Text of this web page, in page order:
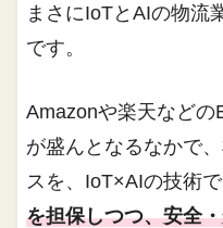
まさにIoTとAIの物流
です。
Amazonや楽天などの
が盛んとなるなかで
スを、IoT×AIの技術
を担保しつつ、安全